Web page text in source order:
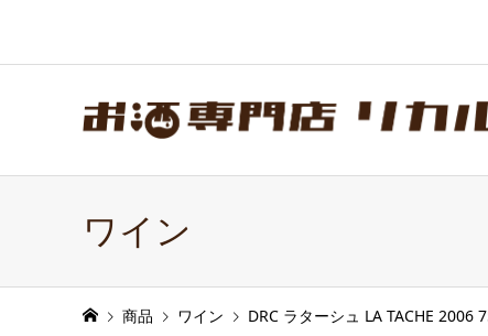
ワイン
商品 ワイン DRC ラターシュ LA TACHE 2006